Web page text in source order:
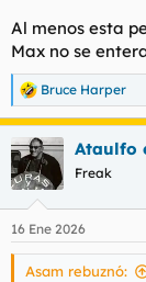
Al menos esta
Max no se
R
e
a
c
c
i
e
s
Bruce Harper
Ataulfo
Freak
16 Ene 2026
Asam rebuznó: